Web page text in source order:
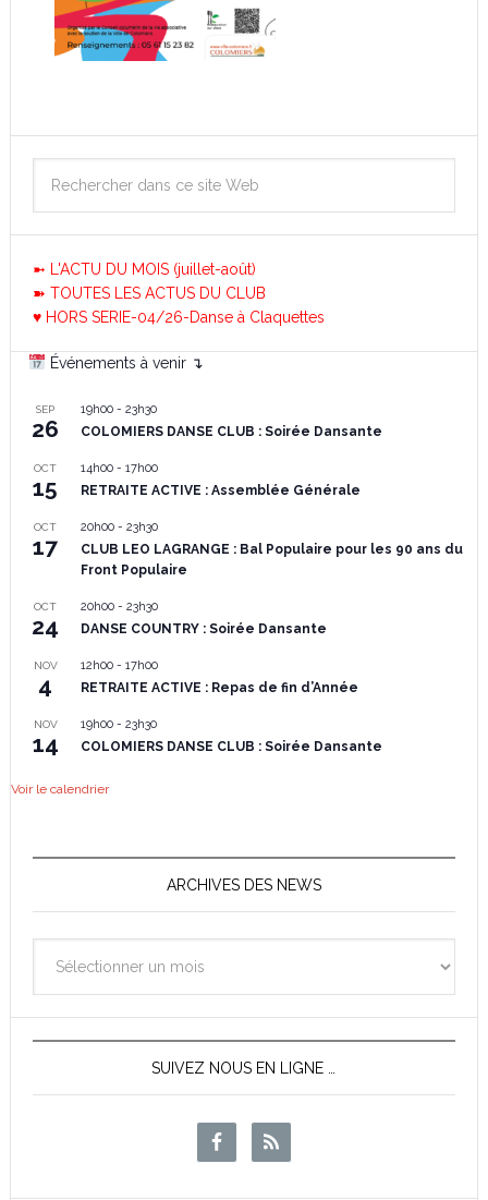
➼ L'ACTU DU MOIS (juillet-août)
➽ TOUTES LES ACTUS DU CLUB
♥ HORS SERIE-04/26-Danse à Claquettes
Événements à venir ↴
SEP
26
19h00- 23h30
COLOMIERS DANSE CLUB : Soirée Dansante
OCT
15
14h00- 17h00
RETRAITE ACTIVE : Assemblée Générale
OCT
17
20h00- 23h30
CLUB LEO LAGRANGE : Bal Populaire pour les 90 ans du
Front Populaire
OCT
24
20h00- 23h30
DANSE COUNTRY : Soirée Dansante
NOV
4
12h00- 17h00
RETRAITE ACTIVE : Repas de fin d’Année
NOV
14
19h00- 23h30
COLOMIERS DANSE CLUB : Soirée Dansante
Voir le calendrier
ARCHIVES DES NEWS
des
News
SUIVEZ NOUS EN LIGNE …